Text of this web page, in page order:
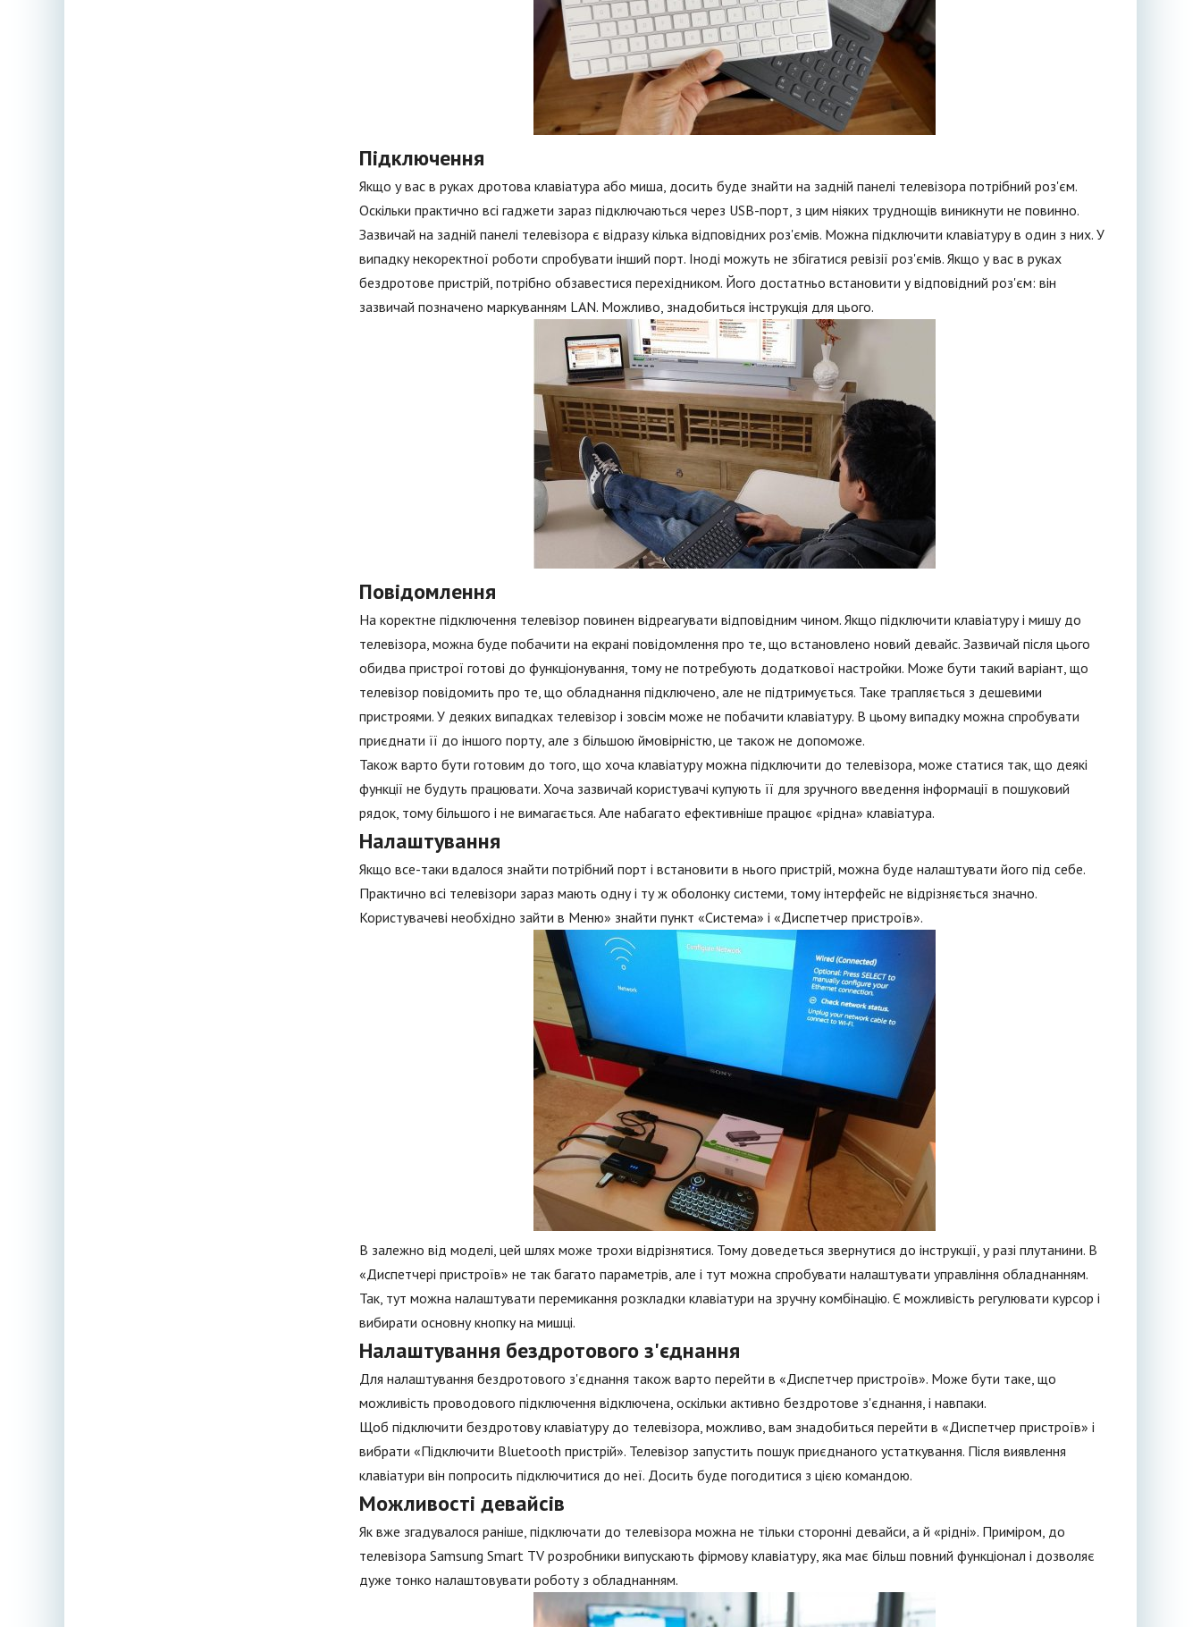
Підключення
Якщо у вас в руках дротова клавіатура або миша, досить буде знайти на задній панелі телевізора потрібний роз'єм.
Оскільки практично всі гаджети зараз підключаються через USB-порт, з цим ніяких труднощів виникнути не повинно.
Зазвичай на задній панелі телевізора є відразу кілька відповідних роз'ємів. Можна підключити клавіатуру в один з них. У
випадку некоректної роботи спробувати інший порт. Іноді можуть не збігатися ревізії роз'ємів. Якщо у вас в руках
бездротове пристрій, потрібно обзавестися перехідником. Його достатньо встановити у відповідний роз'єм: він
зазвичай позначено маркуванням LAN. Можливо, знадобиться інструкція для цього.
Повідомлення
На коректне підключення телевізор повинен відреагувати відповідним чином. Якщо підключити клавіатуру і мишу до
телевізора, можна буде побачити на екрані повідомлення про те, що встановлено новий девайс. Зазвичай після цього
обидва пристрої готові до функціонування, тому не потребують додаткової настройки. Може бути такий варіант, що
телевізор повідомить про те, що обладнання підключено, але не підтримується. Таке трапляється з дешевими
пристроями. У деяких випадках телевізор і зовсім може не побачити клавіатуру. В цьому випадку можна спробувати
приєднати її до іншого порту, але з більшою ймовірністю, це також не допоможе.
Також варто бути готовим до того, що хоча клавіатуру можна підключити до телевізора, може статися так, що деякі
функції не будуть працювати. Хоча зазвичай користувачі купують її для зручного введення інформації в пошуковий
рядок, тому більшого і не вимагається. Але набагато ефективніше працює «рідна» клавіатура.
Налаштування
Якщо все-таки вдалося знайти потрібний порт і встановити в нього пристрій, можна буде налаштувати його під себе.
Практично всі телевізори зараз мають одну і ту ж оболонку системи, тому інтерфейс не відрізняється значно.
Користувачеві необхідно зайти в Меню» знайти пункт «Система» і «Диспетчер пристроїв».
В залежно від моделі, цей шлях може трохи відрізнятися. Тому доведеться звернутися до інструкції, у разі плутанини. В
«Диспетчері пристроїв» не так багато параметрів, але і тут можна спробувати налаштувати управління обладнанням.
Так, тут можна налаштувати перемикання розкладки клавіатури на зручну комбінацію. Є можливість регулювати курсор і
вибирати основну кнопку на мишці.
Налаштування бездротового з'єднання
Для налаштування бездротового з'єднання також варто перейти в «Диспетчер пристроїв». Може бути таке, що
можливість проводового підключення відключена, оскільки активно бездротове з'єднання, і навпаки.
Щоб підключити бездротову клавіатуру до телевізора, можливо, вам знадобиться перейти в «Диспетчер пристроїв» і
вибрати «Підключити Bluetooth пристрій». Телевізор запустить пошук приєднаного устаткування. Після виявлення
клавіатури він попросить підключитися до неї. Досить буде погодитися з цією командою.
Можливості девайсів
Як вже згадувалося раніше, підключати до телевізора можна не тільки сторонні девайси, а й «рідні». Приміром, до
телевізора Samsung Smart TV розробники випускають фірмову клавіатуру, яка має більш повний функціонал і дозволяє
дуже тонко налаштовувати роботу з обладнанням.